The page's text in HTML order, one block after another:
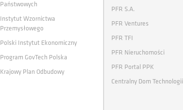
Państwowych
Instytut Wzornictwa
Przemysłowego
Polski Instytut Ekonomiczny
Program GovTech Polska
Krajowy Plan Odbudowy
PFR S.A.
PFR Ventures
PFR TFI
PFR Nieruchomości
PFR Portal PPK
Centralny Dom Technologii